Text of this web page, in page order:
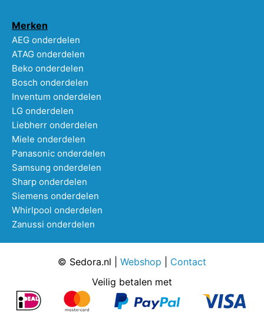
Merken
AEG onderdelen
ATAG onderdelen
Beko onderdelen
Bosch onderdelen
Inventum onderdelen
LG onderdelen
Liebherr onderdelen
Miele onderdelen
Panasonic onderdelen
Samsung onderdelen
Sharp onderdelen
Siemens onderdelen
Whirlpool onderdelen
Zanussi onderdelen
© Sedora.nl | Webshop
Contact
Veilig betalen met